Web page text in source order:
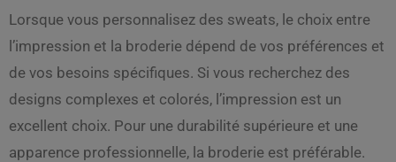
Lorsque vous personnalisez des sweats, le choix entre
l’impression et la broderie dépend de vos préférences et
de vos besoins spécifiques. Si vous recherchez des
designs complexes et colorés, l’impression est un
excellent choix. Pour une durabilité supérieure et une
apparence professionnelle, la broderie est préférable.